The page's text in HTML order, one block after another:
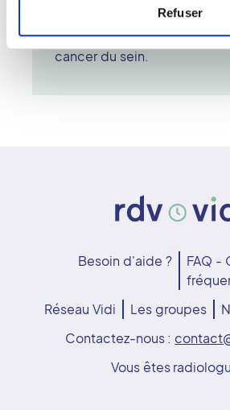
Refuser
la mammographie constitue
essentiel pour la prévention
cancer du sein.
Besoin d'aide ?
FAQ -
Réseau Vidi
Les groupes
Contactez-nous :
Vous êtes